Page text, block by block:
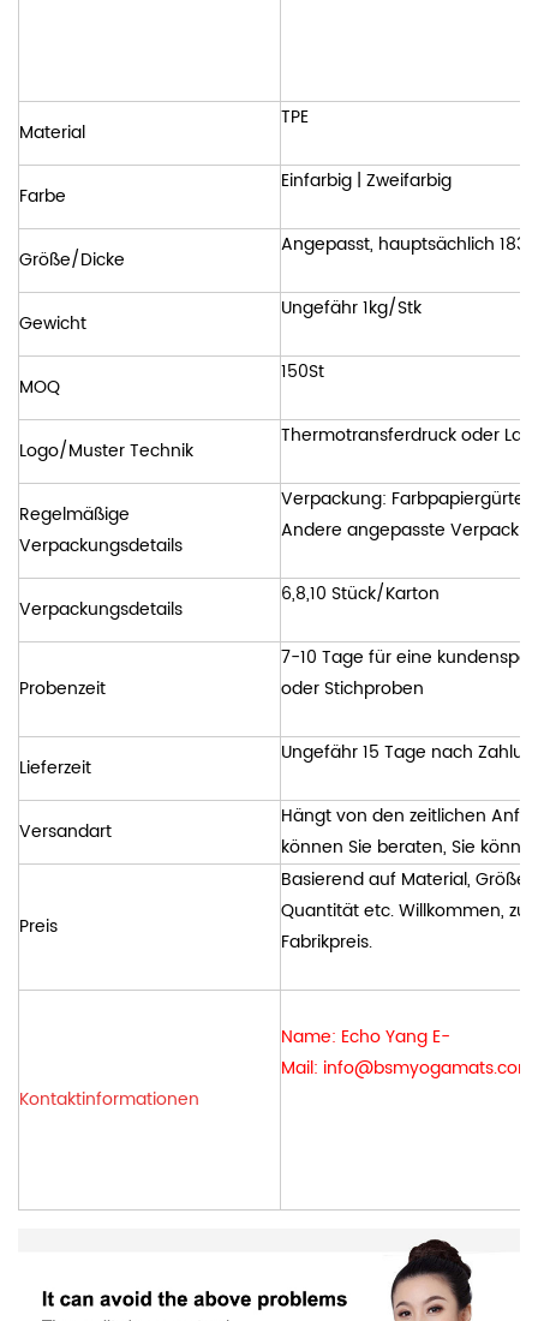
Material
TPE
Farbe
Einfarbig | Zweifarbig
Größe/Dicke
Angepasst, hauptsächlich 183
Gewicht
Ungefähr 1kg/Stk
MOQ
150St
Logo/Muster Technik
Thermotransferdruck oder
Regelmäßige
Verpackungsdetails
Verpackung: Farbpapiergürtel
Andere angepasste
Verpackungsdetails
6,8,10 Stück/Karton
Probenzeit
7-10 Tage für eine
oder Stichproben
Lieferzeit
Ungefähr 15 Tage nach
Versandart
Hängt von den zeitlichen
können Sie beraten, Sie
Preis
Basierend auf Material, Größe,
Quantität etc. Willkommen,
Fabrikpreis.
Kontaktinformationen
Name: Echo Yang E-
Mail: info@bsmyogamats.com